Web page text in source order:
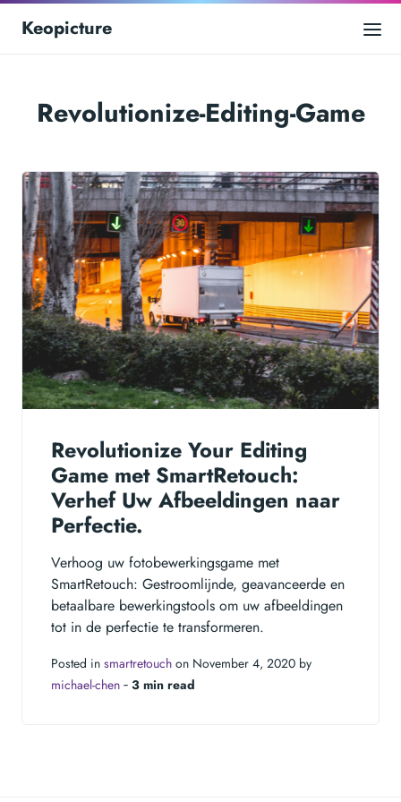
Keopicture
Revolutionize-Editing-Game
Revolutionize Your Editing
Game met SmartRetouch:
Verhef Uw Afbeeldingen naar
Perfectie.
Verhoog uw fotobewerkingsgame met
SmartRetouch: Gestroomlijnde, geavanceerde en
betaalbare bewerkingstools om uw afbeeldingen
tot in de perfectie te transformeren.
Posted in smartretouch on November 4, 2020 by
michael-chen ‐ 3 min read